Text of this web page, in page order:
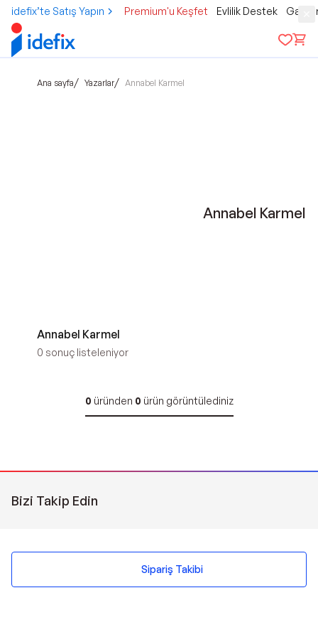
idefix’te Satış Yapın Premium'u Keşfet Evlilik Destek
Ana sayfa/ Yazarlar/ Annabel Karmel
Annabel Karmel
Annabel Karmel
0 sonuç listeleniyor
0 üründen 0 ürün görüntülediniz
Bizi Takip Edin
Sipariş Takibi